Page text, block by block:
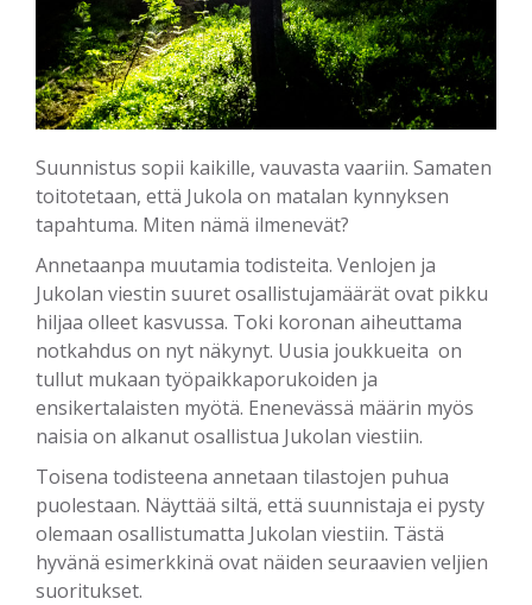
Suunnistus sopii kaikille, vauvasta vaariin. Samaten
toitotetaan, että Jukola on matalan kynnyksen
tapahtuma. Miten nämä ilmenevät?
Annetaanpa muutamia todisteita. Venlojen ja
Jukolan viestin suuret osallistujamäärät ovat pikku
hiljaa olleet kasvussa. Toki koronan aiheuttama
notkahdus on nyt näkynyt. Uusia joukkueita on
tullut mukaan työpaikkaporukoiden ja
ensikertalaisten myötä. Enenevässä määrin myös
naisia on alkanut osallistua Jukolan viestiin.
Toisena todisteena annetaan tilastojen puhua
puolestaan. Näyttää siltä, että suunnistaja ei pysty
olemaan osallistumatta Jukolan viestiin. Tästä
hyvänä esimerkkinä ovat näiden seuraavien veljien
suoritukset.